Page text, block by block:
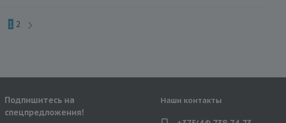
1 2
Подпишитесь на
спецпредложения!
Наши контакты